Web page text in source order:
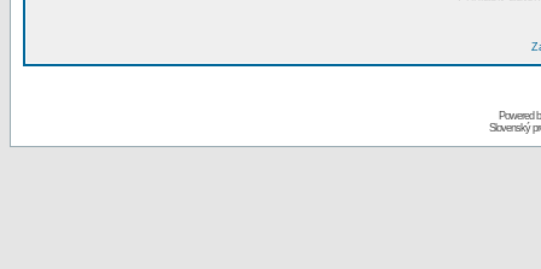
Powered
Slovenský